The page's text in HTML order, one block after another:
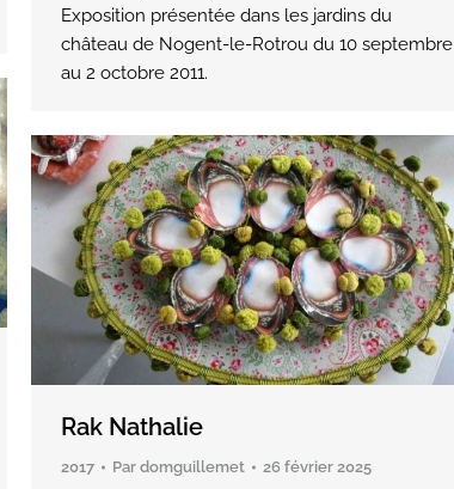
Exposition présentée dans les jardins du
château de Nogent-le-Rotrou du 10 septembre
au 2 octobre 2011.
Rak Nathalie
2017 Par domguillemet 26 février 2025